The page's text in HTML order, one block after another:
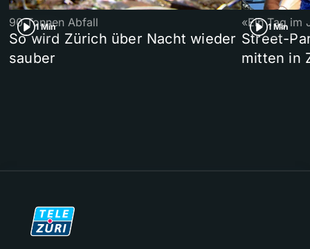
1 Min
90 Tonnen Abfall
So wird Zürich über Nacht wieder
sauber
1 Min
«Ein Tag im
Street-
mitten in